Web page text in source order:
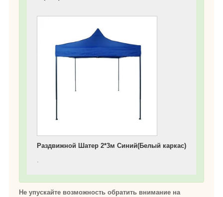
Раздвижной Шатер 2*3м Синий(Белый каркас)
.
Не упускайте возможность обратить внимание на